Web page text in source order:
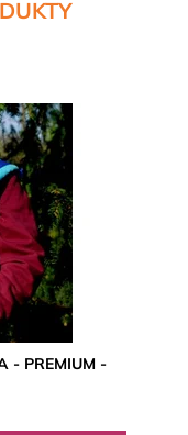
- PREMIUM -